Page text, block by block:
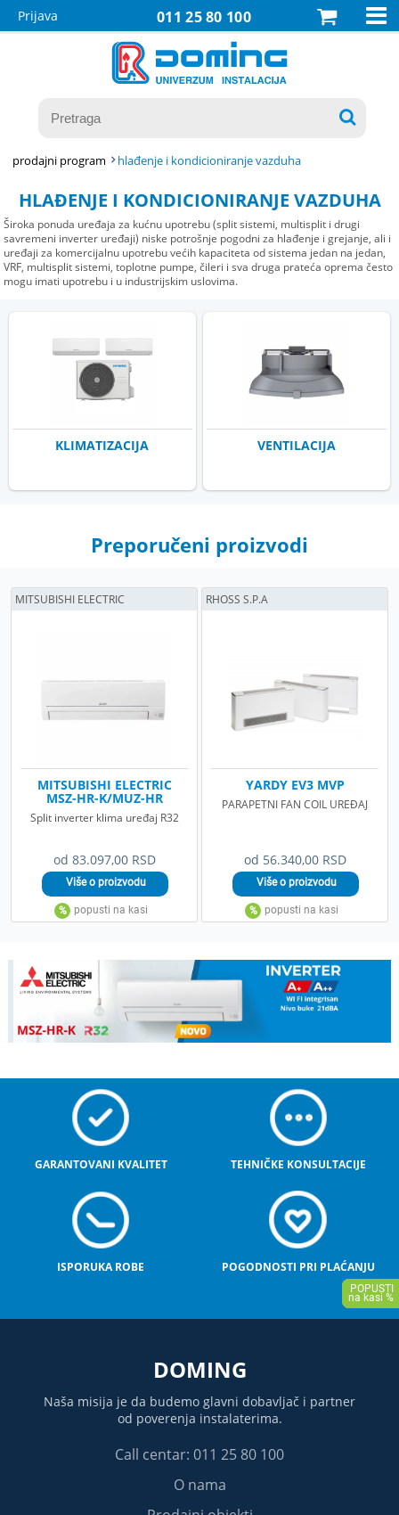
011 25 80 100
Prijava 

prodajni program hlađenje i kondicioniranje vazduha
HLAĐENJE I KONDICIONIRANJE VAZDUHA
Široka ponuda uređaja za kućnu upotrebu (split sistemi, multisplit i drugi
savremeni inverter uređaji) niske potrošnje pogodni za hlađenje i grejanje, ali i
uređaji za komercijalnu upotrebu većih kapaciteta od sistema jedan na jedan,
VRF, multisplit sistemi, toplotne pumpe, čileri i sva druga prateća oprema često
mogu imati upotrebu i u industrijskim uslovima.
KLIMATIZACIJA VENTILACIJA
Preporučeni proizvodi
od 83.097,00 RSD
MITSUBISHI ELECTRIC
MSZ-HR-K/MUZ-HR
Split inverter klima uređaj R32
MITSUBISHI ELECTRIC
od 56.340,00 RSD
YARDY EV3 MVP
PARAPETNI FAN COIL UREĐAJ
RHOSS S.P.A
GARANTOVANI KVALITET TEHNIČKE KONSULTACIJE
ISPORUKA ROBE POGODNOSTI PRI PLAĆANJU
DOMING
Naša misija je da budemo glavni dobavljač i partner
od poverenja instalaterima.
Call centar: 011 25 80 100
O nama